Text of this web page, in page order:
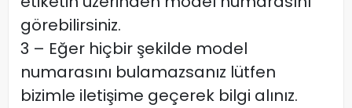
görebilirsiniz.
3 – Eğer hiçbir şekilde model
numarasını bulamazsanız lütfen
bizimle iletişime geçerek bilgi alınız.